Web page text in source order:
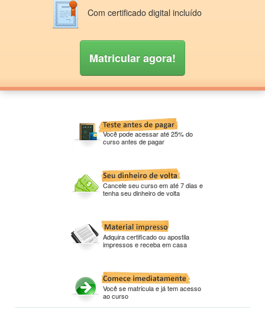
Com certificado digital incluído
Matricular agora!
Você pode acessar até 25% do
curso antes de pagar
Cancele seu curso em até 7 dias e
tenha seu dinheiro de volta
Adquira certificado ou apostila
impressos e receba em casa
Você se matricula e já tem acesso
ao curso